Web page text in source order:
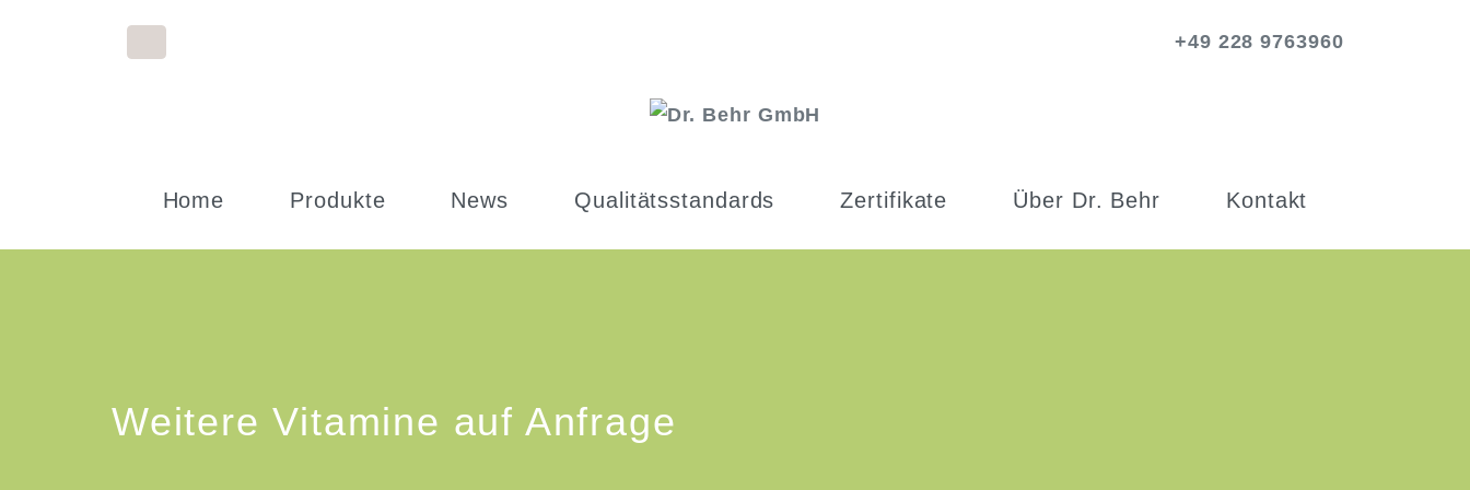
+49 228 9763960
Home Produkte News Qualitätsstandards Zertifikate Über Dr. Behr Kontakt
Weitere Vitamine auf Anfrage